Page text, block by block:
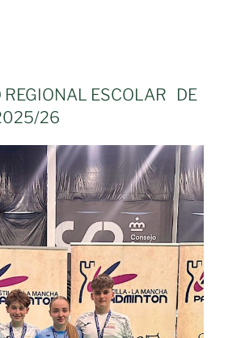
REGIONAL ESCOLAR DE
26